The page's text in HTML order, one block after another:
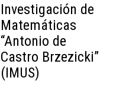
Investigación de
Matemáticas
“Antonio de
Castro Brzezicki”
(IMUS)